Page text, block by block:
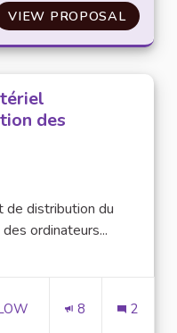
VIEW PROPOSAL
des
distribution du
ordinateurs...
et Inclusion
8 2